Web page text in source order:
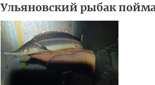
Ульяновский рыбак